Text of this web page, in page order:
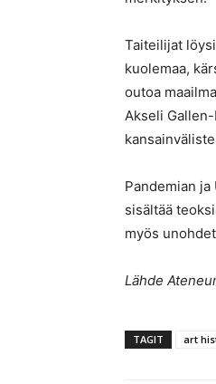
Taiteilijat
kuolemaa,
outoa
Akseli
Pandemian
sisältää
myös
Lähde
TAGIT art